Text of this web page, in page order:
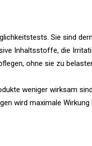
Sie sind
Inhaltsstoffe, die
ohne sie zu
weniger wirksam
wird maximale Wirkung